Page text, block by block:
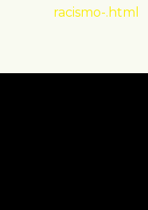
racismo-.html